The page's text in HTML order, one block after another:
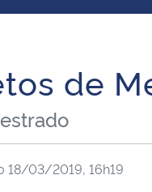
de
18/03/2019, 16h19